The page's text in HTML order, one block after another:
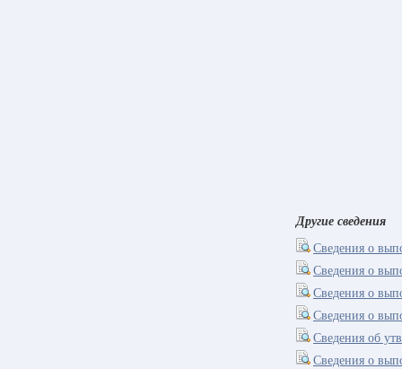
Другие сведения
Сведения о
Сведения о
Сведения о
Сведения о
Сведения об
Сведения о